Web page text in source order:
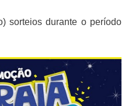
sorteios durante o período